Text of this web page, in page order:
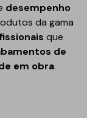
desempenho
da gama
que
de
em obra.